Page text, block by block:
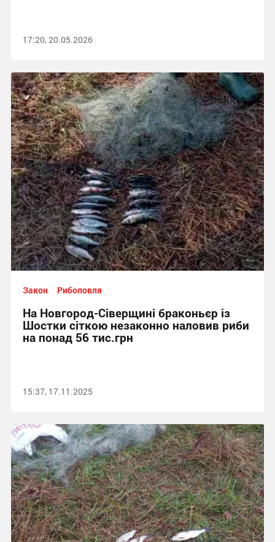
17:20, 20.05.2026
Закон Риболовля
На Новгород-Сіверщині браконьєр із
Шостки сіткою незаконно наловив риби
на понад 56 тис.грн
15:37, 17.11.2025